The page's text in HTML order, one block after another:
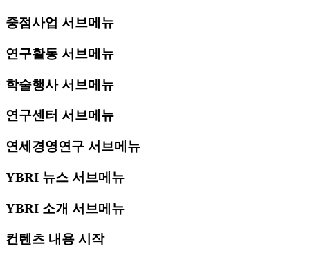
중점사업 서브메뉴
연구활동 서브메뉴
학술행사 서브메뉴
연구센터 서브메뉴
연세경영연구 서브메뉴
YBRI 뉴스 서브메뉴
YBRI 소개 서브메뉴
컨텐츠 내용 시작